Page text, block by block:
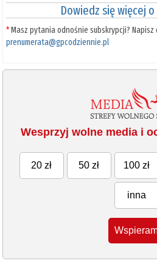
Dowiedz się więcej
*Masz pytania odnośnie subskrypcji? Napisz
prenumerata@gpcodziennie.pl
Wesprzyj wolne media i
20 zł 50 zł 100 zł
inna